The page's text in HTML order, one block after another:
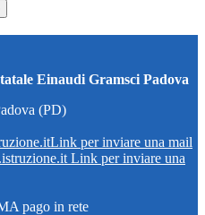
Einaudi Gramsci Padova
(PD)
Link per inviare una mail
Link per inviare una
pago in rete